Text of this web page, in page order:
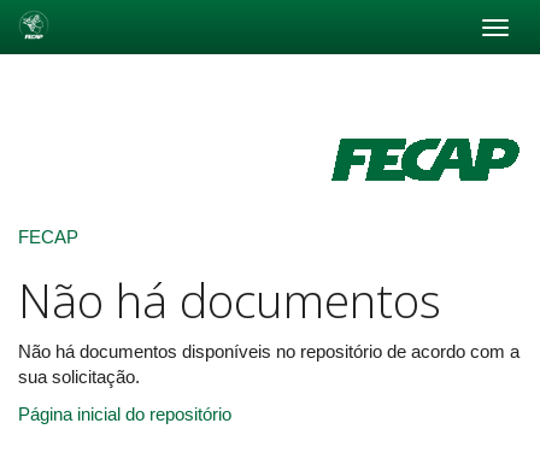
FECAP
Não há documentos
Não há documentos disponíveis no repositório de acordo com a
sua solicitação.
Página inicial do repositório